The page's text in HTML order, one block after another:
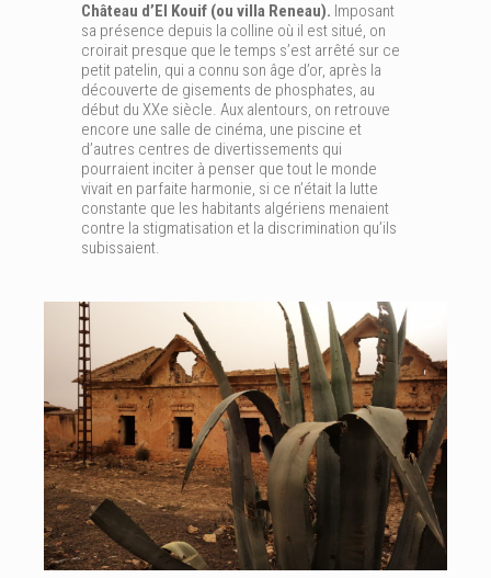
Château d’El Kouif (ou villa Reneau). Imposant
sa présence depuis la colline où il est situé, on
croirait presque que le temps s’est arrêté sur ce
petit patelin, qui a connu son âge d’or, après la
découverte de gisements de phosphates, au
début du XXe siècle. Aux alentours, on retrouve
encore une salle de cinéma, une piscine et
d’autres centres de divertissements qui
pourraient inciter à penser que tout le monde
vivait en parfaite harmonie, si ce n’était la lutte
constante que les habitants algériens menaient
contre la stigmatisation et la discrimination qu’ils
subissaient.